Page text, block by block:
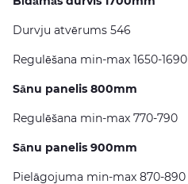
Durvju atvērums 546
Regulēšana min-max 1650-1690
Sānu panelis 800mm
Regulēšana min-max 770-790
Sānu panelis 900mm
Pielāgojuma min-max 870-890